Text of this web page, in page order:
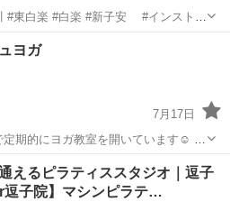
#大口 #反町駅 #六角橋 #神大
寺 #キックボクシング #ムエタイ #MMA #レスリング...
ヨガ
ヨガ
7月17日
期的にヨガ教室を開いています☺︎ 普
身体と心に向き合う時間をつくりま
ヨガ 総合公園
えるピラティススタジオ｜逗子
逗子院】マシンピラテ…